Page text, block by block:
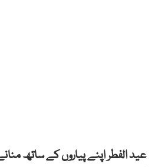
عید الفطر اپنے پیاروں کے ساتھ